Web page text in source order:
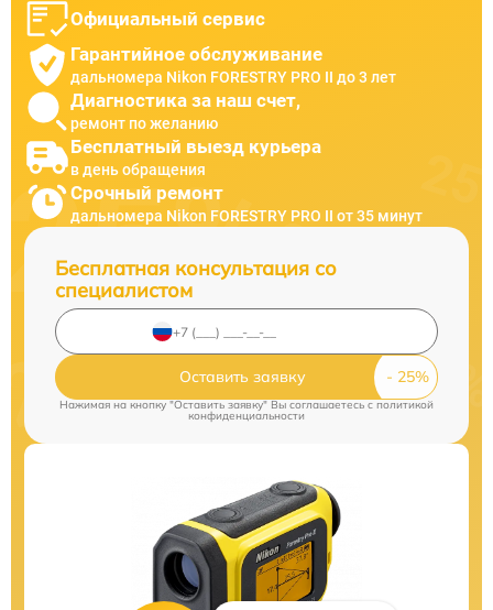
Официальный сервис
Гарантийное обслуживание
дальномера Nikon FORESTRY PRO II до 3 лет
Диагностика за наш счет,
ремонт по желанию
Бесплатный выезд курьера
в день обращения
Срочный ремонт
дальномера Nikon FORESTRY PRO II от 35 минут
Бесплатная консультация со
специалистом
Оставить заявку
Нажимая на кнопку "Оставить заявку" Вы соглашаетесь cполитикой
конфиденциальности